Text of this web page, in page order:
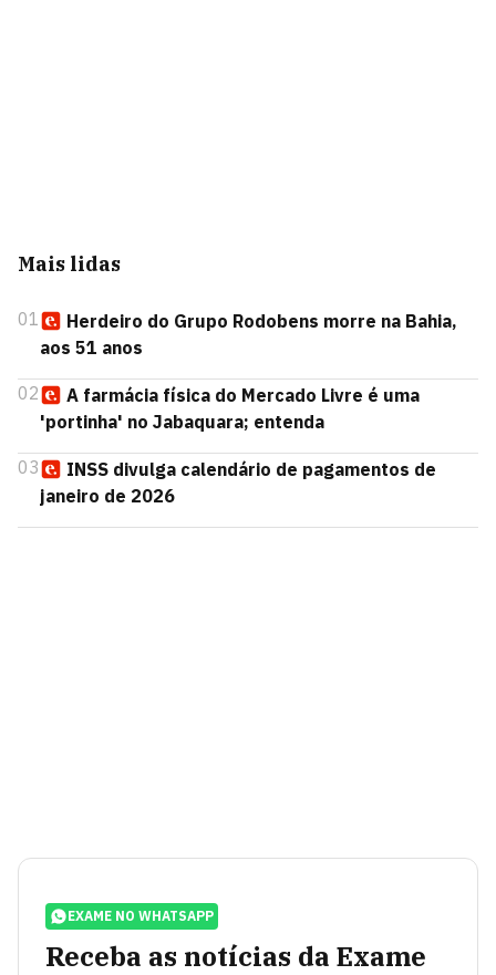
Mais lidas
01
Herdeiro do Grupo Rodobens morre na Bahia,
aos 51 anos
02
A farmácia física do Mercado Livre é uma
'portinha' no Jabaquara; entenda
03
INSS divulga calendário de pagamentos de
janeiro de 2026
EXAME NO WHATSAPP
Receba as notícias da Exame